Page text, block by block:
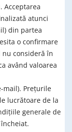
Acceptarea
atunci
din partea
o confirmare
consideră în
având valoarea
mail). Prețurile
lucrătoare de la
generale de